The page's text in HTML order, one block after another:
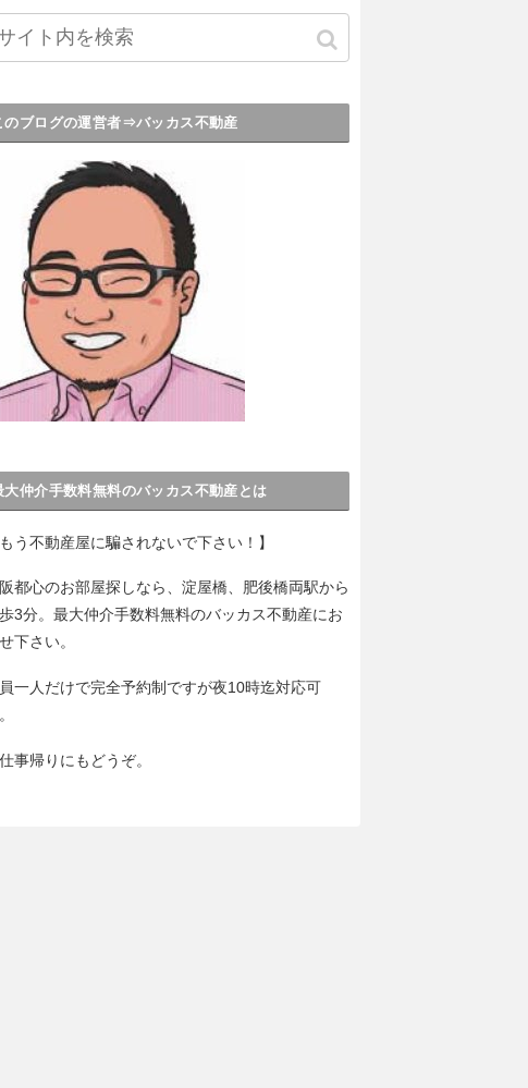
のブログの運営者⇒バッカス不動産
大仲介手数料無料のバッカス不動産とは
もう不動産屋に騙されないで下さい！】
都心のお部屋探しなら、淀屋橋、肥後橋両駅から
3分。最大仲介手数料無料のバッカス不動産にお
下さい。
一人だけで完全予約制ですが夜10時迄対応可
事帰りにもどうぞ。